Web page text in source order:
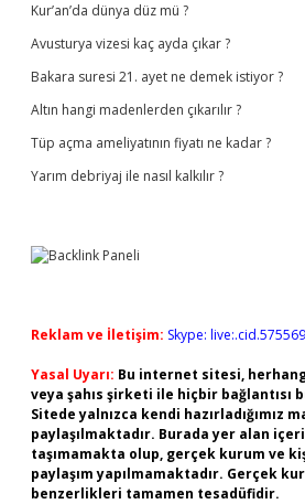
Kur’an’da dünya düz mü ?
Avusturya vizesi kaç ayda çıkar ?
Bakara suresi 21. ayet ne demek istiyor ?
Altın hangi madenlerden çıkarılır ?
Tüp açma ameliyatının fiyatı ne kadar ?
Yarım debriyaj ile nasıl kalkılır ?
Reklam ve İletişim: Skype:
Yasal Uyarı: Bu internet sitesi,
veya şahıs şirketi ile hiçbir bağlantısı
Sitede yalnızca kendi hazırladığımız
paylaşılmaktadır. Burada yer alan
taşımamakta olup, gerçek kurum ve
paylaşım yapılmamaktadır. Gerçek
benzerlikleri tamamen tesadüfidir.